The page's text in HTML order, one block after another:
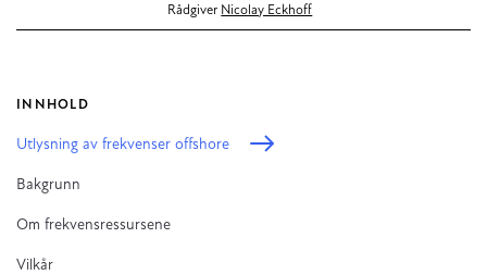
Rådgiver Nicolay Eckhoff
INNHOLD
Utlysning av frekvenser offshore
Bakgrunn
Om frekvensressursene
Vilkår